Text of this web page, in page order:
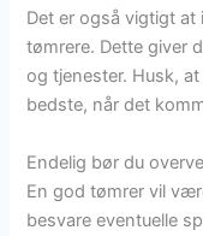
Det er også vigtigt
tømrere. Dette giver
og tjenester. Husk,
bedste, når det
Endelig bør du
En god tømrer vil
besvare eventuelle